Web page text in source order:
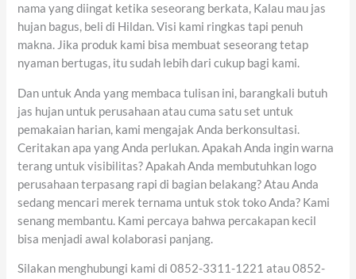
nama yang diingat ketika seseorang berkata, Kalau mau jas
hujan bagus, beli di Hildan. Visi kami ringkas tapi penuh
makna. Jika produk kami bisa membuat seseorang tetap
nyaman bertugas, itu sudah lebih dari cukup bagi kami.
Dan untuk Anda yang membaca tulisan ini, barangkali butuh
jas hujan untuk perusahaan atau cuma satu set untuk
pemakaian harian, kami mengajak Anda berkonsultasi.
Ceritakan apa yang Anda perlukan. Apakah Anda ingin warna
terang untuk visibilitas? Apakah Anda membutuhkan logo
perusahaan terpasang rapi di bagian belakang? Atau Anda
sedang mencari merek ternama untuk stok toko Anda? Kami
senang membantu. Kami percaya bahwa percakapan kecil
bisa menjadi awal kolaborasi panjang.
Silakan menghubungi kami di 0852-3311-1221 atau 0852-